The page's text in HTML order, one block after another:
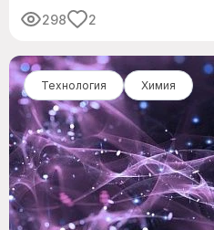
298
2
Технология Химия